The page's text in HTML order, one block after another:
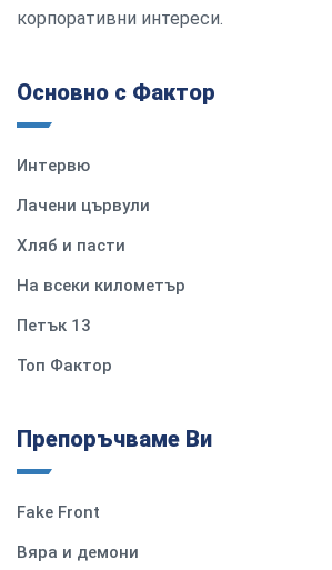
корпоративни интереси.
Основно с Фактор
Интервю
Лачени цървули
Хляб и пасти
На всеки километър
Петък 13
Топ Фактор
Препоръчваме Ви
Fake Front
Вяра и демони